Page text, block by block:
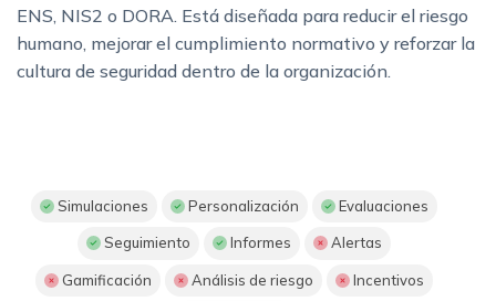
ENS, NIS2 o DORA. Está diseñada para reducir el riesgo
humano, mejorar el cumplimiento normativo y reforzar la
cultura de seguridad dentro de la organización.
Simulaciones Personalización Evaluaciones
Seguimiento Informes Alertas
Gamificación Análisis de riesgo Incentivos